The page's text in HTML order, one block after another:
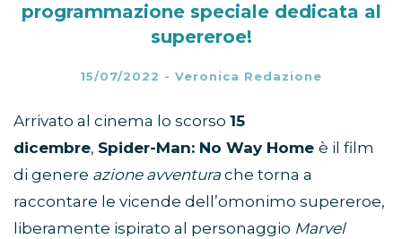
programmazione speciale dedicata al
supereroe!
15/07/2022 - Veronica Redazione
Arrivato al cinema lo scorso 15
dicembre, Spider-Man: No Way Home è il film
di genere azione avventura che torna a
raccontare le vicende dell’omonimo supereroe,
liberamente ispirato al personaggio Marvel